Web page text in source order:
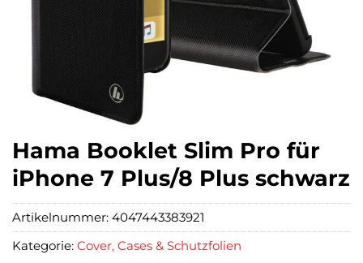
Hama Booklet Slim Pro für
iPhone 7 Plus/8 Plus schwarz
Artikelnummer: 4047443383921
Kategorie: Cover, Cases & Schutzfolien